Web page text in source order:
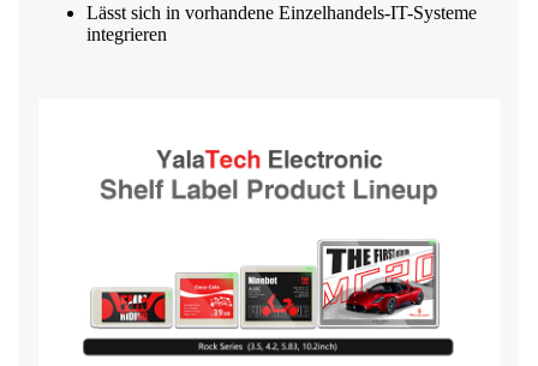
Lässt sich in vorhandene Einzelhandels-IT-Systeme
integrieren